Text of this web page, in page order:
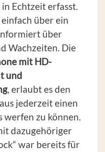
Echtzeit erfasst.
einfach über ein
über
Wachzeiten. Die
mit HD-
und
, erlaubt es den
jederzeit einen
werfen zu können.
dazugehöriger
war bereits für